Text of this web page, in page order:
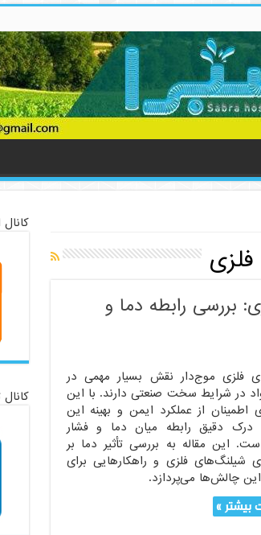
بررسی رابطه دما و
فلزی موج‌دار نقش بسیار مهمی در
در شرایط سخت صنعتی دارند. با این
اطمینان از عملکرد ایمن و بهینه این
درک دقیق رابطه میان دما و فشار
این مقاله به بررسی تأثیر دما بر
شیلنگ‌های فلزی و راهکارهایی برای
چالش‌ها می‌پردازد.
بیشتر »